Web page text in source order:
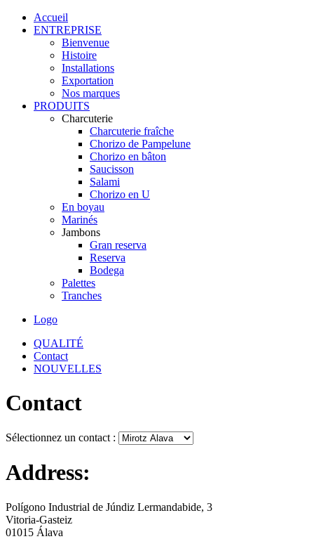
Accueil
ENTREPRISE
Bienvenue
Histoire
Installations
Exportation
Nos marques
PRODUITS
Charcuterie
Charcuterie fraîche
Chorizo de Pampelune
Chorizo en bâton
Saucisson
Salami
Chorizo en U
En boyau
Marinés
Jambons
Gran reserva
Reserva
Bodega
Palettes
Tranches
Logo
QUALITÉ
Contact
NOUVELLES
Contact
Sélectionnez un contact :
Address:
Polígono Industrial de Júndiz Lermandabide, 3
Vitoria-Gasteiz
01015 Álava